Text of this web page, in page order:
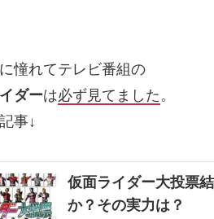
憧れてテレビ番組の
ダーは必ず見てました。
事↓
仮面ライダー大投票
か？その実力は？